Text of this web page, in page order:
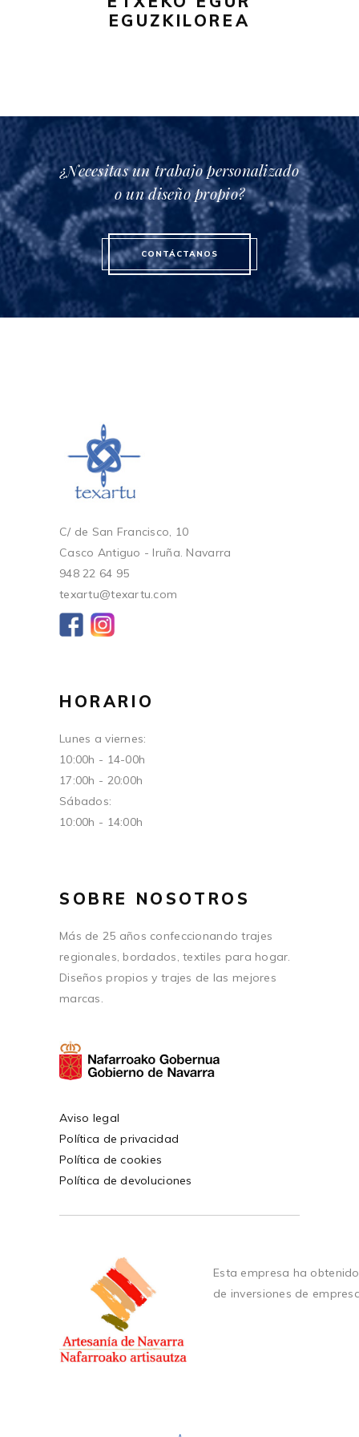
producto
EGUZKILOREA
¿Necesitas un trabajo personalizado
o un diseño propio?
CONTÁCTANOS
C/ de San Francisco, 10
Casco Antiguo - Iruña. Navarra
948 22 64 95
texartu@texartu.com
HORARIO
Lunes a viernes:
10:00h - 14-00h
17:00h - 20:00h
Sábados:
10:00h - 14:00h
SOBRE NOSOTROS
Más de 25 años confeccionando trajes
regionales, bordados, textiles para hogar.
Diseños propios y trajes de las mejores
marcas.
Aviso legal
Política de privacidad
Política de cookies
Política de devoluciones
Esta empresa ha
de inversiones de